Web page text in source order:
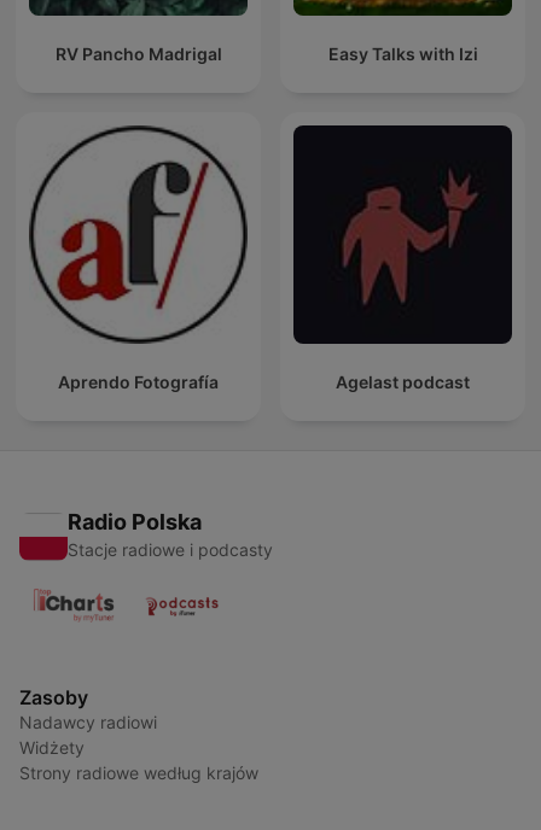
RV Pancho Madrigal Easy Talks with Izi
Aprendo Fotografía Agelast podcast
Radio Polska
Stacje radiowe i podcasty
Zasoby
Nadawcy radiowi
Widżety
Strony radiowe według krajów